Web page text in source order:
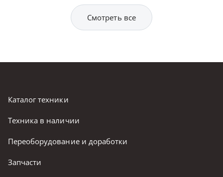
Смотреть все
Каталог техники
Техника в наличии
Переоборудование и доработки
Запчасти